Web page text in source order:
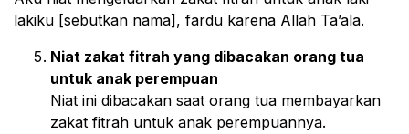
lakiku [sebutkan nama], fardu karena Allah Ta’ala.
Niat zakat fitrah yang dibacakan orang tua
untuk anak perempuan
Niat ini dibacakan saat orang tua membayarkan
zakat fitrah untuk anak perempuannya.